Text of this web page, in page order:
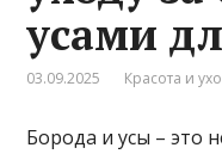
усами
03.09.2025 Красота и
Борода и усы – это